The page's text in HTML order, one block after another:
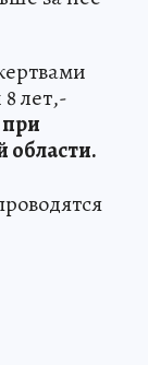
лет,-
области.